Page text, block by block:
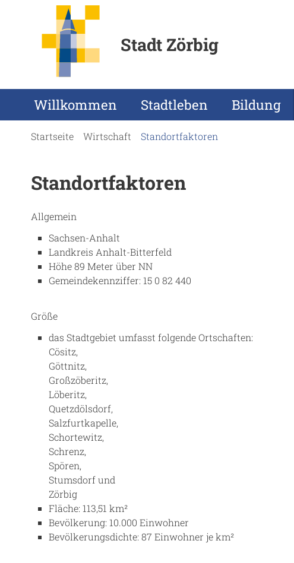
Stadt Zörbig
Willkommen Stadtleben Bildung
Startseite Wirtschaft Standortfaktoren
Standortfaktoren
Allgemein
Sachsen-Anhalt
Landkreis Anhalt-Bitterfeld
Höhe 89 Meter über NN
Gemeindekennziffer: 15 0 82 440
Größe
das Stadtgebiet umfasst folgende Ortschaften:
Cösitz,
Göttnitz,
Großzöberitz,
Löberitz,
Quetzdölsdorf,
Salzfurtkapelle,
Schortewitz,
Schrenz,
Spören,
Stumsdorf und
Zörbig
Fläche: 113,51 km²
Bevölkerung: 10.000 Einwohner
Bevölkerungsdichte: 87 Einwohner je km²